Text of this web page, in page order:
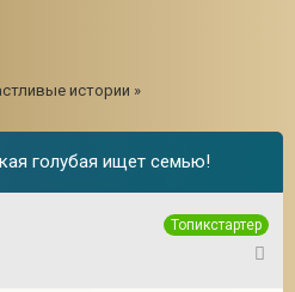
истории »
голубая ищет семью!
Топикстартер